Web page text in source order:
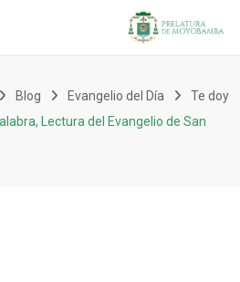
Blog Evangelio del Día
Te doy
Lectura del Evangelio de San